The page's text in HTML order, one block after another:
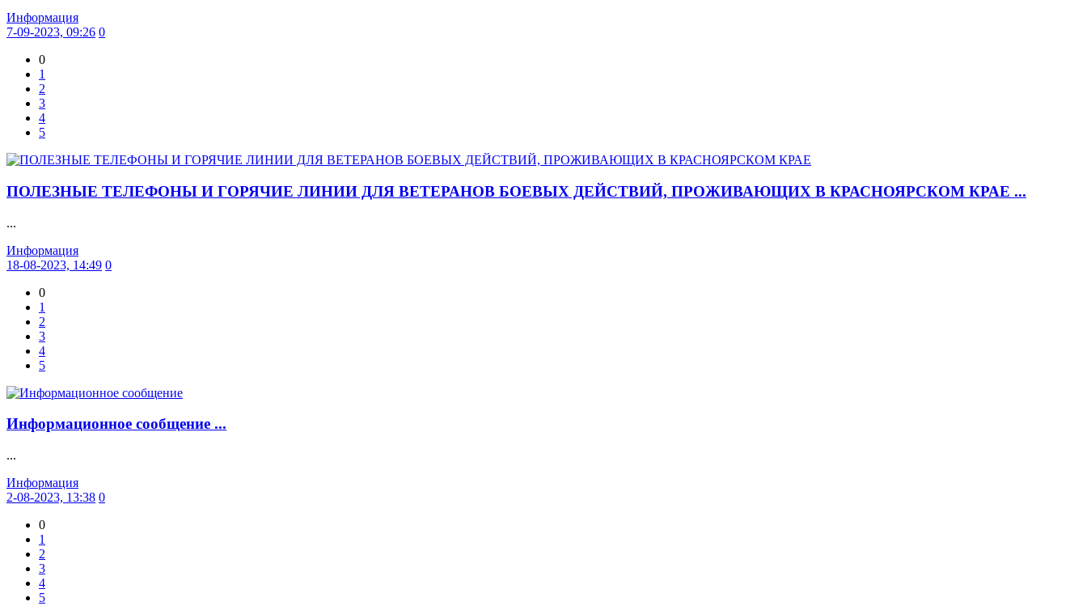
Информация
7-09-2023, 09:26 0
0
1
2
3
4
5
ПОЛЕЗНЫЕ ТЕЛЕФОНЫ И ГОРЯЧИЕ ЛИНИИ ДЛЯ ВЕТЕРАНОВ БОЕВЫХ ДЕЙСТВИЙ, ПРОЖИВАЮЩИХ В КРАСНОЯРСКОМ КРАЕ ...
...
Информация
18-08-2023, 14:49 0
0
1
2
3
4
5
Информационное сообщение ...
...
Информация
2-08-2023, 13:38 0
0
1
2
3
4
5